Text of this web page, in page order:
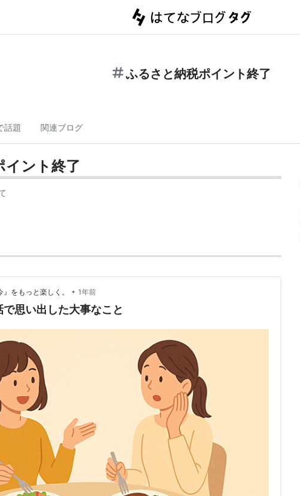
ふるさと納税ポイント終了
話題 関連ブログ
イント終了
をもっと楽しく。 • 1年前
で思い出した大事なこと